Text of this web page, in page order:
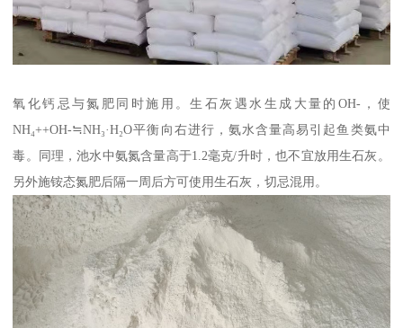
氧化钙忌与氮肥同时施用。生石灰遇水生成大量的OH-，使
NH₄++OH-≒NH₃·H₂O平衡向右进行，氨水含量高易引起鱼类氨中
毒。同理，池水中氨氮含量高于1.2毫克/升时，也不宜放用生石灰。
另外施铵态氮肥后隔一周后方可使用生石灰，切忌混用。